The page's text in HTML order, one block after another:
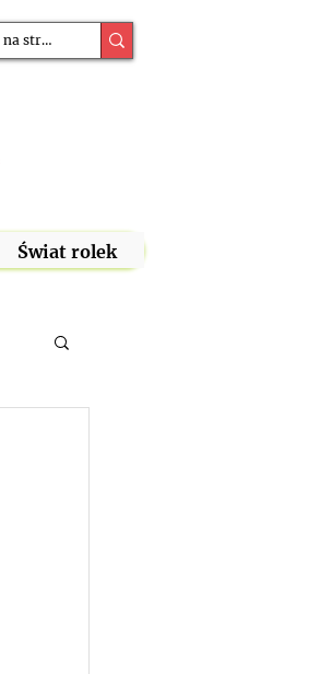
Świat rolek